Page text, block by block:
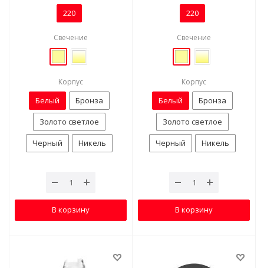
220
Свечение
Корпус
Белый
Бронза
Золото светлое
Черный
Никель
В корзину
220
Свечение
Корпус
Белый
Бронза
Золото светлое
Черный
Никель
В корзину